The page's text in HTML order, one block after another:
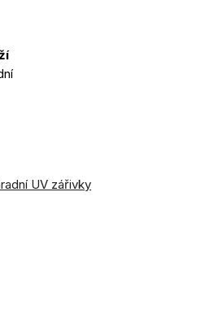
UV zářivky